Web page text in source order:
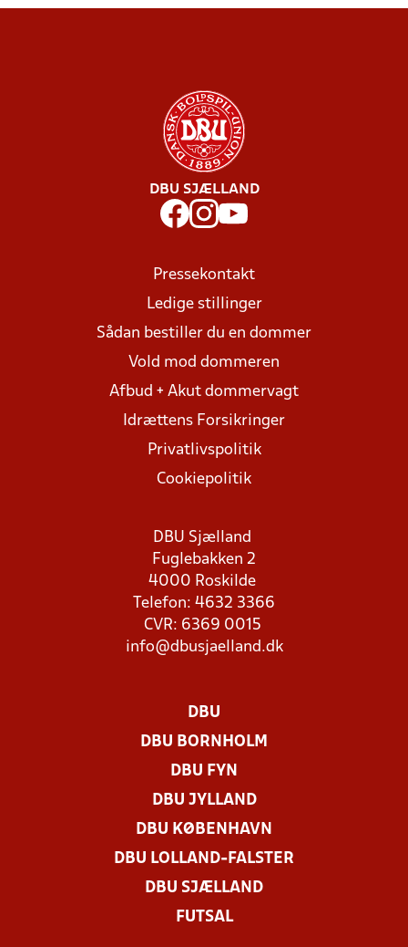
DBU SJÆLLAND
Pressekontakt
Ledige stillinger
Sådan bestiller du en dommer
Vold mod dommeren
Afbud + Akut dommervagt
Idrættens Forsikringer
Privatlivspolitik
Cookiepolitik
DBU Sjælland
Fuglebakken 2
4000 Roskilde
Telefon: 4632 3366
CVR: 6369 0015
info@dbusjaelland.dk
DBU
DBU BORNHOLM
DBU FYN
DBU JYLLAND
DBU KØBENHAVN
DBU LOLLAND-FALSTER
DBU SJÆLLAND
FUTSAL